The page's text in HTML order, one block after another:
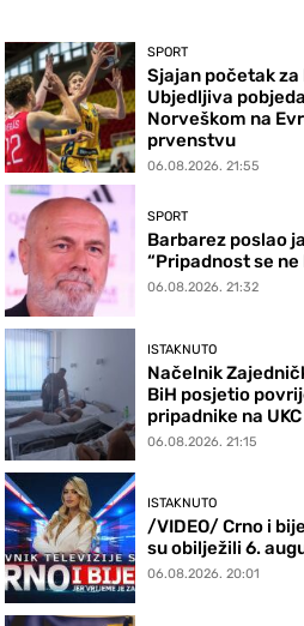
SPORT
Sjajan početak za
Ubjedljiva
Norveškom na
prvenstvu
06.08.2026. 21:55
SPORT
Barbarez poslao
“Pripadnost se ne
06.08.2026. 21:32
ISTAKNUTO
Načelnik
BiH posjetio
pripadnike na
06.08.2026. 21:15
ISTAKNUTO
/VIDEO/ Crno i
su obilježili 6.
06.08.2026. 20:01